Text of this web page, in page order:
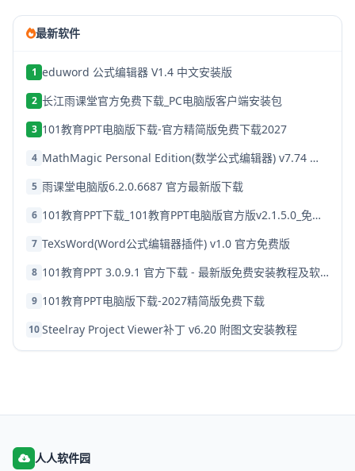
最新软件
1 eduword 公式编辑器 V1.4 中文安装版
2 长江雨课堂官方免费下载_PC电脑版客户端安装包
3 101教育PPT电脑版下载-官方精简版免费下载2027
4 MathMagic Personal Edition(数学公式编辑器) v7.74 中文安装免费版
5 雨课堂电脑版6.2.0.6687 官方最新版下载
6 101教育PPT下载_101教育PPT电脑版官方版v2.1.5.0_免费安装
7 TeXsWord(Word公式编辑器插件) v1.0 官方免费版
8 101教育PPT 3.0.9.1 官方下载 - 最新版免费安装教程及软件特色
9 101教育PPT电脑版下载-2027精简版免费下载
10Steelray Project Viewer补丁 v6.20 附图文安装教程
人人软件园